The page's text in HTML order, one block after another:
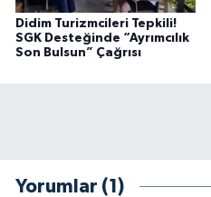
Didim Turizmcileri Tepkili!
SGK Desteğinde “Ayrımcılık
Son Bulsun” Çağrısı
Yorumlar (1)